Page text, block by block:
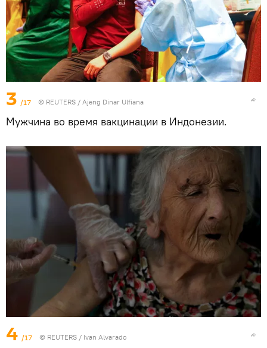
3 /17 © REUTERS / Ajeng Dinar Ulfiana
Мужчина во время вакцинации в Индонезии.
4 /17 © REUTERS / Ivan Alvarado